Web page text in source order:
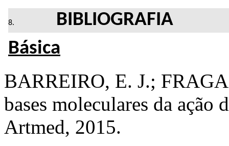
BIBLIOGRAFIA
Básica
BARREIRO, E. J.;
bases moleculares da
Artmed, 2015.